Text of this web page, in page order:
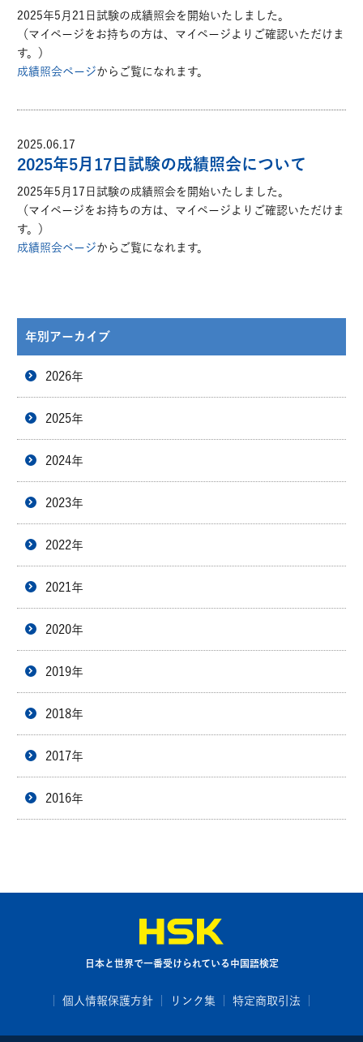
2025年5月21日試験の成績照会を開始いたしました。
（マイページをお持ちの方は、マイページよりご確認いただけま
す。）
成績照会ページからご覧になれます。
2025.06.17
2025年5月17日試験の成績照会について
2025年5月17日試験の成績照会を開始いたしました。
（マイページをお持ちの方は、マイページよりご確認いただけま
す。）
成績照会ページからご覧になれます。
年別アーカイブ
2026年
2025年
2024年
2023年
2022年
2021年
2020年
2019年
2018年
2017年
2016年
日本と世界で一番受けられている中国語検定
個人情報保護方針 リンク集 特定商取引法